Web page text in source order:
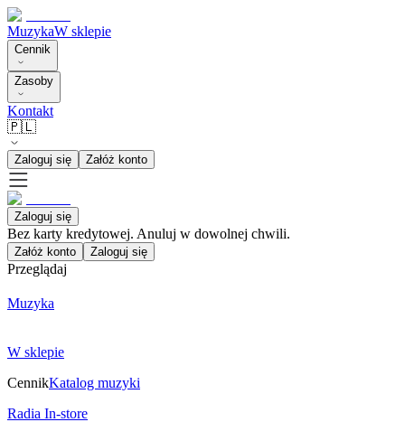
MuzykaW sklepie
Cennik
Zasoby
Kontakt
🇵🇱
Zaloguj się Załóż konto
Zaloguj się
Bez karty kredytowej. Anuluj w dowolnej chwili.
Załóż konto Zaloguj się
Przeglądaj
Muzyka
W sklepie
CennikKatalog muzyki
Radia In-store